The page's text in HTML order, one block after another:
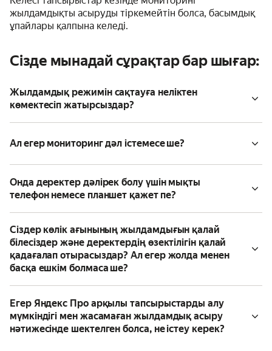
жылдамдықты асыруды тіркемейтін болса, басымдық
ұпайлары қалпына келеді.
Сізде мынадай сұрақтар бар шығар:
Жылдамдық режимін сақтауға неліктен
көмектесіп жатырсыздар?
Ал егер мониторинг дәл істемесе ше?
Онда деректер дәлірек болу үшін мықты
телефон немесе планшет қажет пе?
Сіздер көлік ағынының жылдамдығын қалай
білесіздер және деректердің өзектілігін қалай
қадағалап отырасыздар? Ал егер жолда менен
басқа ешкім болмаса ше?
Егер Яндекс Про арқылы тапсырыстарды алу
мүмкіндігі мен жасамаған жылдамдық асыру
нәтижесінде шектелген болса, не істеу керек?